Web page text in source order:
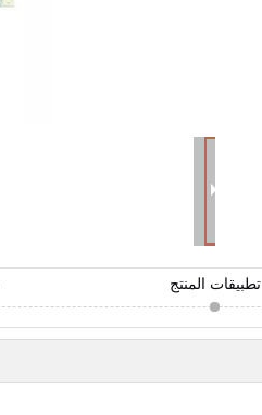
تطبيقات المنتج